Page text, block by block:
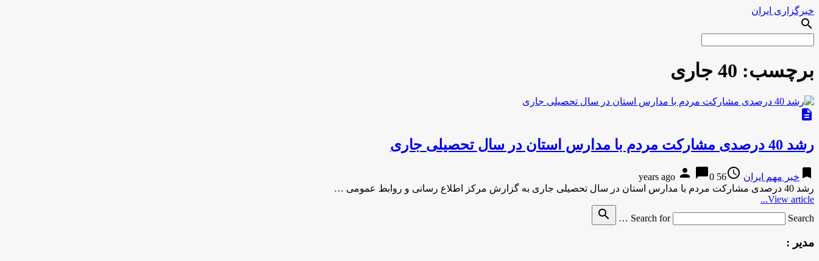
خبرگزاری ایران
search
برچسب: 40 جاری
description
رشد 40 درصدی مشارکت مردم با مدارس استان در سال تحصیلی جاری
bookmark خبر مهم ایران access_time
56 years ago
person chat_bubble0
رشد 40 درصدی مشارکت مردم با مدارس استان در سال تحصیلی جاری به گزارش مرکز اطلاع رسانی و روابط عمومی …
View article...
Search for
Search …
search
مدیر :